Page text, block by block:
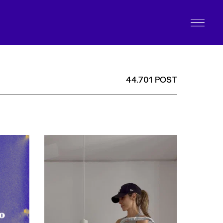
44.701 POST